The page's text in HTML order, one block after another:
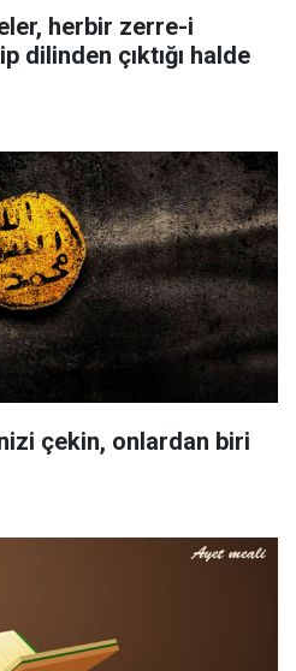
herbir zerre-i
dilinden çıktığı halde
çekin, onlardan biri